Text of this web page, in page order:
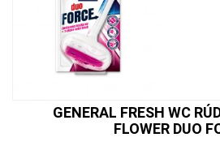
GENERAL FRESH WC
FLOWER DUO